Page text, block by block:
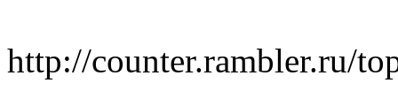
http://counter.rambler.ru/